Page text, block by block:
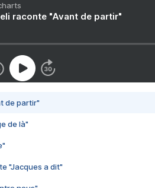
raconte "Avant de partir"
de partir"
de là"
"Jacques a dit"